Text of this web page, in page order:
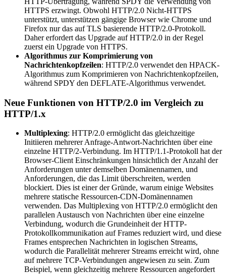
HTTPS erzwingt. Obwohl HTTP/2.0 Nicht-HTTPS
unterstützt, unterstützen gängige Browser wie Chrome und
Firefox nur das auf TLS basierende HTTP/2.0-Protokoll.
Daher erfordert das Upgrade auf HTTP/2.0 in der Regel
zuerst ein Upgrade von HTTPS.
Algorithmus zur Komprimierung von
Nachrichtenkopfzeilen: HTTP/2.0 verwendet den HPACK-
Algorithmus zum Komprimieren von Nachrichtenkopfzeilen,
während SPDY den DEFLATE-Algorithmus verwendet.
Neue Funktionen von HTTP/2.0 im Vergleich zu
HTTP/1.x
Multiplexing: HTTP/2.0 ermöglicht das gleichzeitige
Initiieren mehrerer Anfrage-Antwort-Nachrichten über eine
einzelne HTTP/2-Verbindung. Im HTTP/1.1-Protokoll hat der
Browser-Client Einschränkungen hinsichtlich der Anzahl der
Anforderungen unter demselben Domänennamen, und
Anforderungen, die das Limit überschreiten, werden
blockiert. Dies ist einer der Gründe, warum einige Websites
mehrere statische Ressourcen-CDN-Domänennamen
verwenden. Das Multiplexing von HTTP/2.0 ermöglicht den
parallelen Austausch von Nachrichten über eine einzelne
Verbindung, wodurch die Grundeinheit der HTTP-
Protokollkommunikation auf Frames reduziert wird, und diese
Frames entsprechen Nachrichten in logischen Streams,
wodurch die Parallelität mehrerer Streams erreicht wird, ohne
auf mehrere TCP-Verbindungen angewiesen zu sein. Zum
Beispiel, wenn gleichzeitig mehrere Ressourcen angefordert